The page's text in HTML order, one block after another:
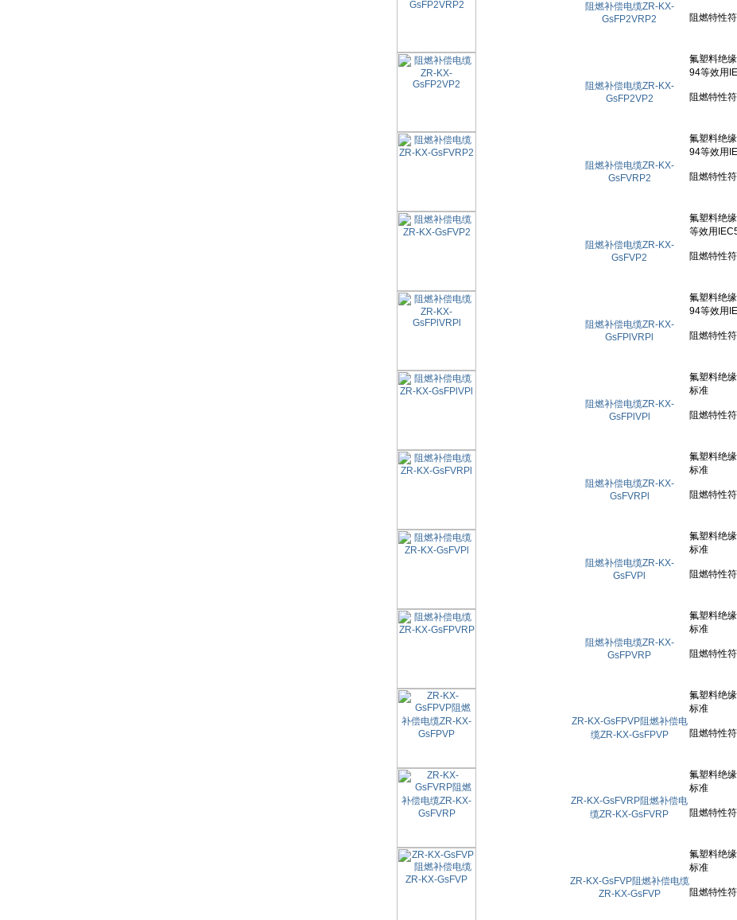
阻燃补偿电缆ZR-KX-
GsFP2VRP2
阻燃补偿电缆ZR-KX-
GsFP2VP2
阻燃补偿电缆ZR-KX-
GsFVRP2
阻燃补偿电缆ZR-KX-
GsFVP2
阻燃补偿电缆ZR-KX-
GsFPlVRPl
阻燃补偿电缆ZR-KX-
GsFPlVPl
阻燃补偿电缆ZR-KX-
GsFVRPl
阻燃补偿电缆ZR-KX-
GsFVPl
阻燃补偿电缆ZR-KX-
GsFPVRP
ZR-KX-GsFPVP阻燃补偿电
缆ZR-KX-GsFPVP
ZR-KX-GsFVRP阻燃补偿电
缆ZR-KX-GsFVRP
ZR-KX-GsFVP阻燃补偿电缆
ZR-KX-GsFVP